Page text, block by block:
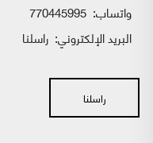
واتساب:
البريد الإلكتروني: راسلنا
راسلنا